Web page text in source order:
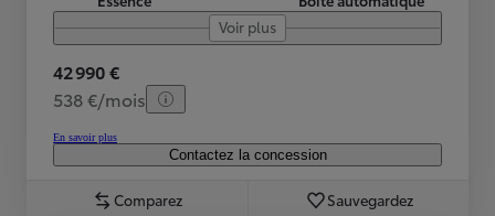
Voir plus
42 990 €
538 €/mois
En savoir plus
Contactez la concession
Comparez Sauvegardez